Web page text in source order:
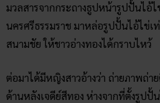
มวลสารจากกระถางธูปหน้ารูปปั้นไอ้ไ
นครศรีธรรมราช มาหล่อรูปปั้นไอ้ไข่เ
สนามชัย ให้ชาวอ่างทองได้กราบไหว้
ต่อมาได้มีหญิงสาวอ้างว่า ถ่ายภาพถ่
ด้านหลังเจดีย์สีทอง ห่างจากที่ตั้งรูปปั้